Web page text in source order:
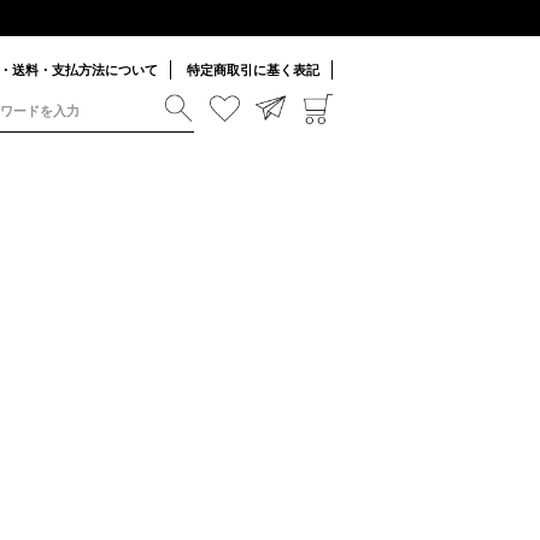
送料・支払方法について 特定商取引に基く表記